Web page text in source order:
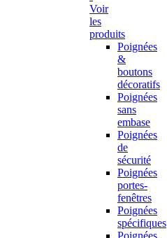
Voir
les
produits
Poignées
&
boutons
décoratifs
Poignées
sans
embase
Poignées
de
sécurité
Poignées
portes-
fenêtres
Poignées
spécifiques
Poignées